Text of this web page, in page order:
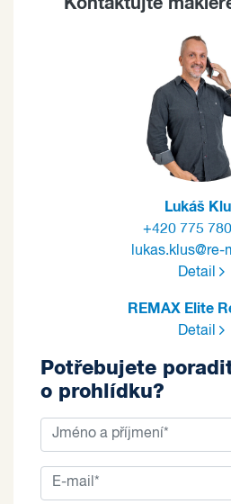
Lukáš
+420 775
lukas.klus@re-
Detail
REMAX Elite
Detail
Potřebujete
o prohlídku?